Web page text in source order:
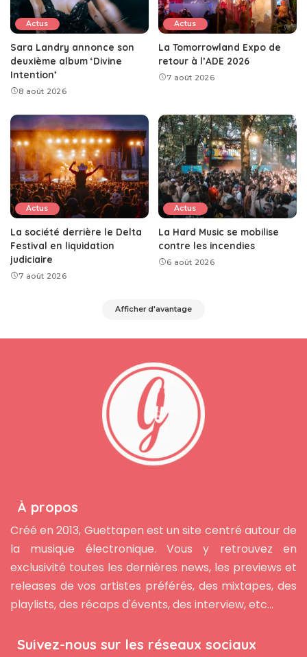
Actus
Sara Landry annonce son
deuxième album ‘Divine
Intention’
8 août 2026
Actus
La Tomorrowland Expo de
retour à l’ADE 2026
7 août 2026
Actus
La société derrière le Delta
Festival en liquidation
judiciaire
7 août 2026
Actus
La Hard Music se mobilise
contre les incendies
6 août 2026
Afficher d'avantage
À propos
Créé en 2013, Guettapen est un site centré autour de
la musique électronique. Vous y retrouvez en
exclusivité toutes les dernières news, les previews et
releases de vos artistes préférés, des mixtapes, des
playlists, des récaps d'évents, des interview, etc...
Suivez-nous sur les réseaux sociaux